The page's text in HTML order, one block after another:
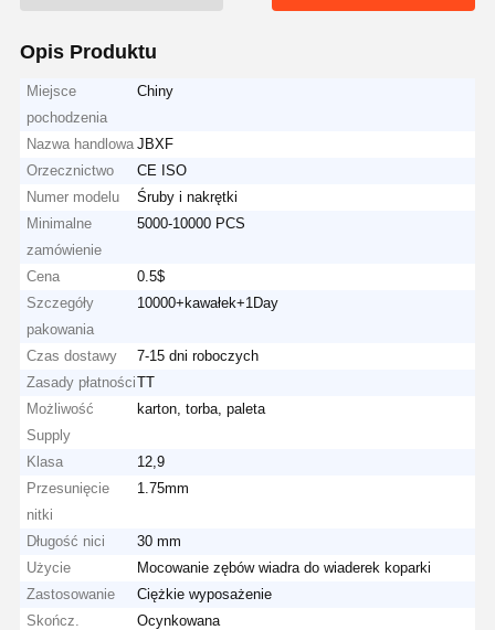
Opis Produktu
Miejsce
pochodzenia
Chiny
Nazwa handlowa JBXF
Orzecznictwo
CE ISO
Numer modelu
Śruby i nakrętki
Minimalne
zamówienie
5000-10000 PCS
Cena
0.5$
Szczegóły
pakowania
10000+kawałek+1Day
Czas dostawy
7-15 dni roboczych
Zasady płatnościTT
Możliwość
Supply
karton, torba, paleta
Klasa
12,9
Przesunięcie
nitki
1.75mm
Długość nici
30 mm
Użycie
Mocowanie zębów wiadra do wiaderek koparki
Zastosowanie
Ciężkie wyposażenie
Skończ.
Ocynkowana